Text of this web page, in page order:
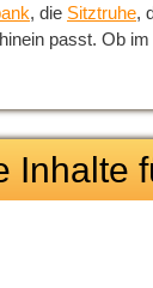
, die Sitztruhe,
passt. Ob im
Inhalte